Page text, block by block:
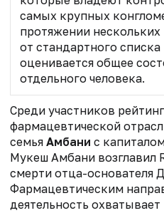
самых крупных
протяжении
от стандартного
оценивается общее
отдельного человека.
Среди участников
фармацевтической
семья Амбани с
Мукеш Амбани возглавил
смерти отца-основателя
Фармацевтическим
деятельность